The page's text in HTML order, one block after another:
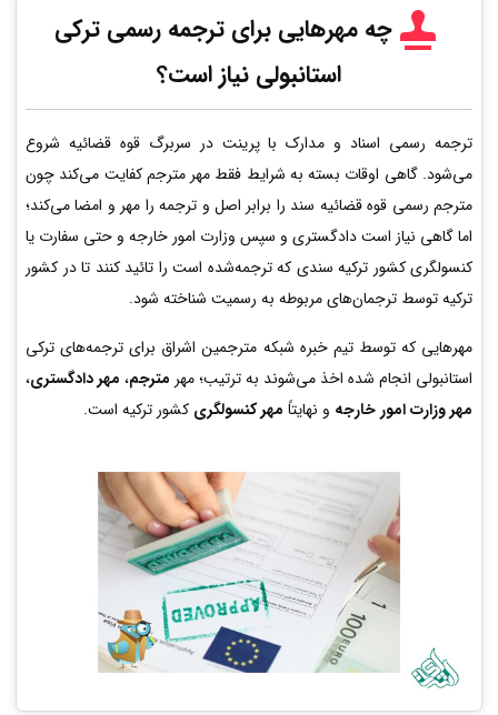
چه مهرهایی برای ترجمه رسمی ترکی
استانبولی نیاز است؟
ترجمه رسمی اسناد و مدارک با پرینت در سربرگ قوه قضائیه شروع
می‌شود. گاهی اوقات بسته به شرایط فقط مهر مترجم کفایت می‌کند چون
مترجم رسمی قوه قضائیه سند را برابر اصل و ترجمه را مهر و امضا می‌کند؛
اما گاهی نیاز است دادگستری و سپس وزارت امور خارجه و حتی سفارت یا
کنسولگری کشور ترکیه سندی که ترجمه‌شده است را تائید کنند تا در کشور
ترکیه توسط ترجمان‌های مربوطه به رسمیت شناخته شود.
مهرهایی که توسط تیم خبره شبکه مترجمین اشراق برای ترجمه‌های ترکی
استانبولی انجام شده اخذ می‌شوند به ترتیب؛ مهر مترجم، مهر دادگستری،
مهر وزارت امور خارجه و نهایتاً مهر کنسولگری کشور ترکیه است.